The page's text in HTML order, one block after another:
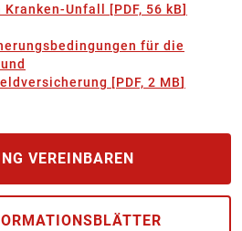
Unfall [PDF, 56 kB]
für die
[PDF, 2 MB]
VEREINBAREN